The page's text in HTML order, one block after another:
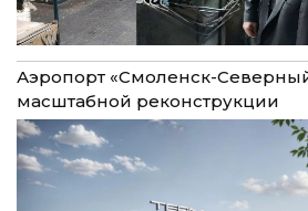
Аэропорт «Смоленск-
масштабной реконструкции